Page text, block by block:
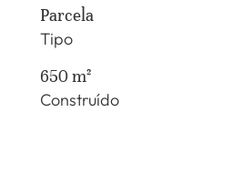
Parcela
Tipo
650 m²
Construído